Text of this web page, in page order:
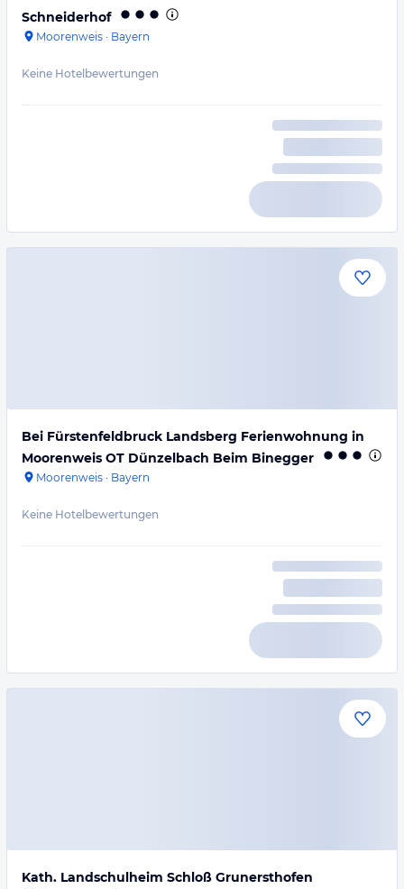
Schneiderhof
Moorenweis · Bayern
Keine Hotelbewertungen
Bei Fürstenfeldbruck Landsberg Ferienwohnung in
Moorenweis OT Dünzelbach Beim Binegger
Moorenweis · Bayern
Keine Hotelbewertungen
Kath. Landschulheim Schloß Grunersthofen